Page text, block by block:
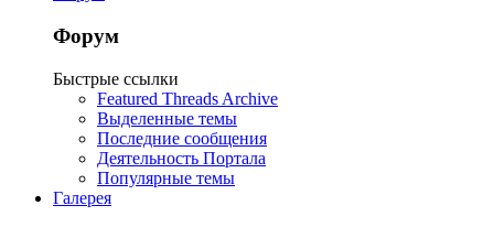
Форум
Быстрые ссылки
Featured Threads Archive
Выделенные темы
Последние сообщения
Деятельность Портала
Популярные темы
Галерея